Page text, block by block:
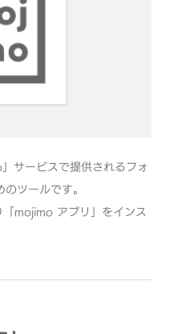
サービスで提供されるフォ
ツールです。
「mojimo アプリ」をインス